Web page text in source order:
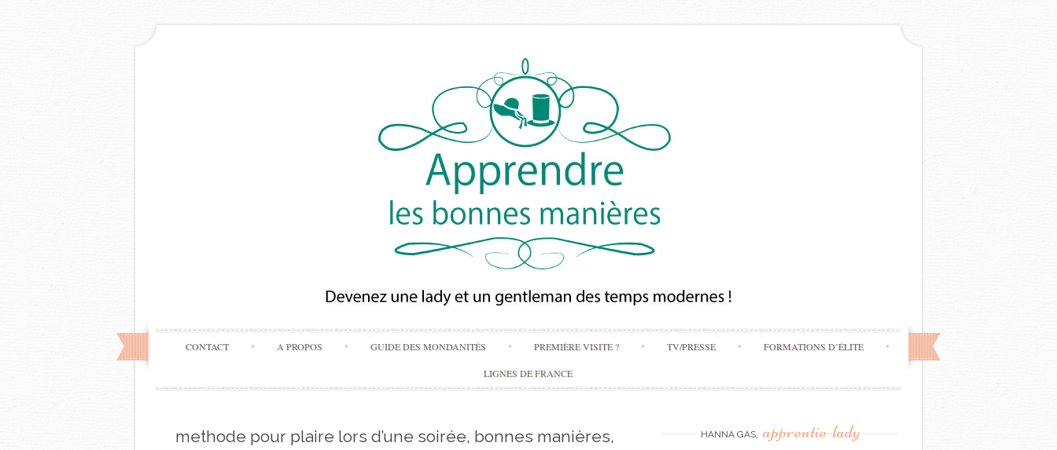
Skip
to
content
CONTACT A PROPOS GUIDE DES MONDANITÉS PREMIÈRE VISITE ? TV/PRESSE FORMATIONS D’ÉLITE
LIGNES DE FRANCE
methode pour plaire lors d’une soirée, bonnes manières,
HANNA GAS, apprentie-lady